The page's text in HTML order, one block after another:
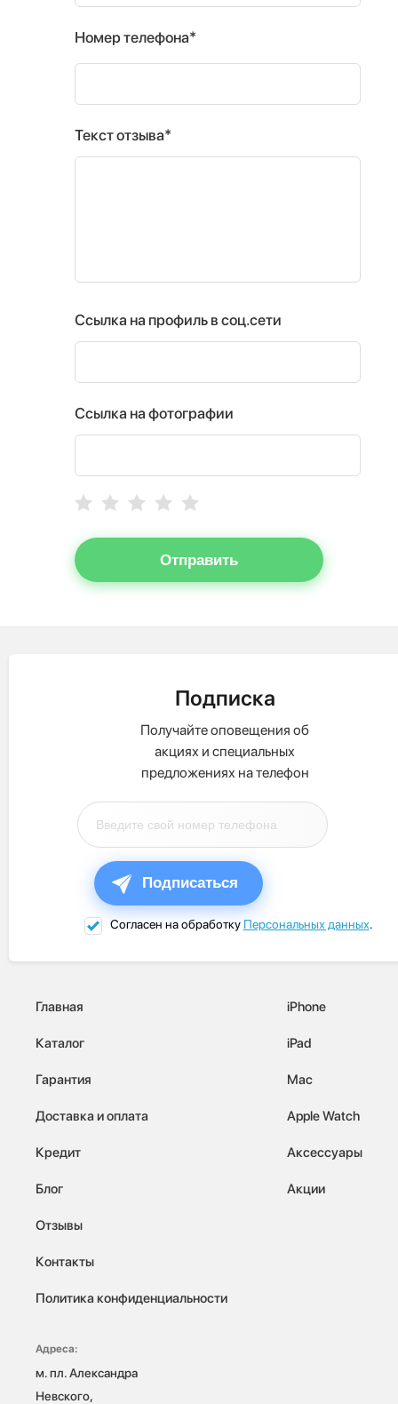
Номер телефона*
Текст отзыва*
Ссылка на профиль в соц.сети
Ссылка на фотографии
Отправить
Подписка
Получайте оповещения об
акциях и специальных
предложениях на телефон
Подписаться
Согласен на обработку Персональных данных.
Главная
Каталог
Гарантия
Доставка и оплата
Кредит
Блог
Отзывы
Контакты
Политика конфиденциальности
iPhone
iPad
Mac
Apple Watch
Аксессуары
Акции
Адреса:
м. пл. Александра
Невского,